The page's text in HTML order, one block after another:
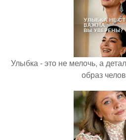
Улыбка - это не мелочь, а
образ